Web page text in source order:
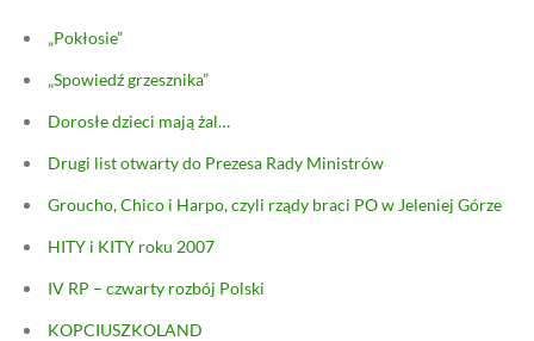
„Pokłosie”
„Spowiedź grzesznika”
Dorosłe dzieci mają żal…
Drugi list otwarty do Prezesa Rady Ministrów
Groucho, Chico i Harpo, czyli rządy braci PO w Jeleniej Górze
HITY i KITY roku 2007
IV RP – czwarty rozbój Polski
KOPCIUSZKOLAND